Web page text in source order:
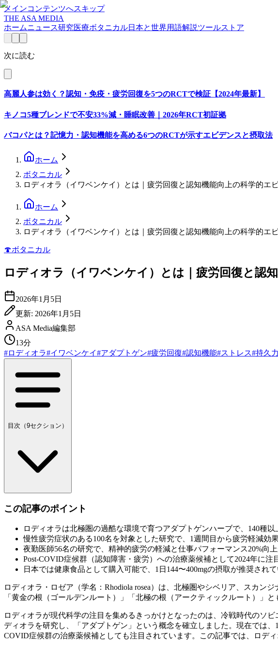
メインコンテンツへスキップ
THE ASA MEDIA
ホームニュース研究医療ボタニカル日本と世界用語解説ツールストア
次に読む
高麗人参は効く？認知・免疫・疲労回復を5つのRCTで検証【2024年最新】
キノコ5種ブレンドで不安33%減・睡眠改善｜2026年RCT初証拠
バコパとは？記憶力・認知機能を高める6つのRCTが示すエビデンスと摂取法
ホーム
ボタニカル
ロディオラ（イワベンケイ）とは｜疲労回復と認知機能向上の科学的エ
ホーム
ボタニカル
ロディオラ（イワベンケイ）とは｜疲労回復と認知機能向上の科学的エ
🍄ボタニカル
ロディオラ（イワベンケイ）とは｜疲労回復と認
2026年1月5日
更新: 2026年1月5日
ASA Media編集部
13分
#ロディオラ#イワベンケイ#アダプトゲン#疲労回復#認知機能#ストレス#持久力
目次（9セクション）
この記事のポイント
ロディオラは北極圏の過酷な環境で育つアダプトゲンハーブで、140種
慢性疲労症状のある100名を対象とした研究で、1週間目から疲労軽減効
夜勤医師56名の研究で、精神的疲労の軽減と仕事パフォーマンス20%向
Post-COVID症候群（認知障害・疲労）への治療薬候補として2024年に注
日本では健康食品として購入可能で、1日144〜400mgの摂取が推奨され
ロディオラ・ロゼア（学名：Rhodiola rosea）は、北極圏やシベリア、スカン
「黄金の根（ゴールデンルート）」「北極の根（アークティックルート）」
ロディオラが現代科学の注目を集めるきっかけとなったのは、冷戦時代のソ
ディオラを研究し、「アダプトゲン」という概念を確立しました。現在では
COVID症候群の治療薬候補としても注目されています。この記事では、ロデ